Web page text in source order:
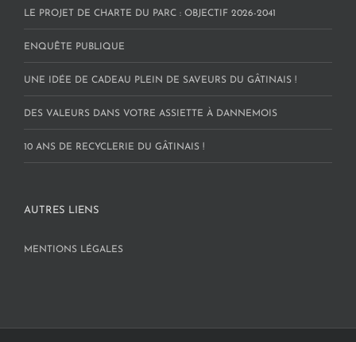
LE PROJET DE CHARTE DU PARC : OBJECTIF 2026-2041
ENQUÊTE PUBLIQUE
UNE IDÉE DE CADEAU PLEIN DE SAVEURS DU GÂTINAIS !
DES VALEURS DANS VOTRE ASSIETTE À DANNEMOIS
10 ANS DE RECYCLERIE DU GÂTINAIS !
AUTRES LIENS
MENTIONS LÉGALES